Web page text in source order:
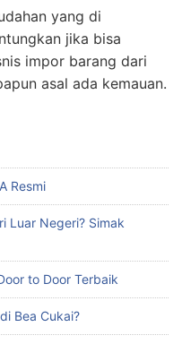
yang di
jika bisa
impor barang dari
asal ada kemauan.
Resmi
Luar Negeri? Simak
to Door Terbaik
Bea Cukai?